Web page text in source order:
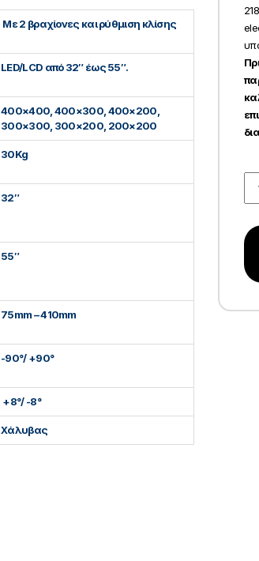
Με 2 βραχίονες και ρύθμιση κλίσης
LED/LCD από 32″ έως 55″.
400×400, 400×300, 400×200,
300×300, 300×200, 200×200
30Kg
32″
55″
75mm – 410mm
-90°/ +90°
+8°/ -8°
Χάλυβας